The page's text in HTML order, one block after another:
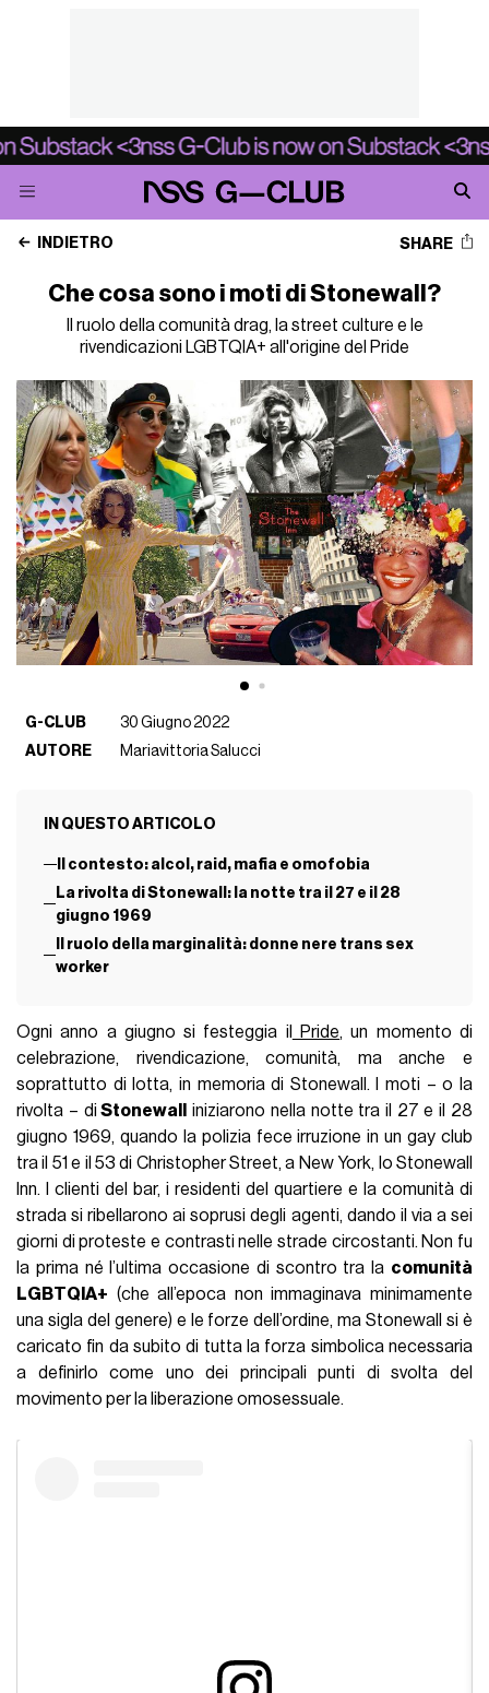
INDIETRO SHARE
Che cosa sono i moti di Stonewall?
Il ruolo della comunità drag, la street culture e le
rivendicazioni LGBTQIA+ all'origine del Pride
G-CLUB
30 Giugno 2022
AUTORE
Mariavittoria Salucci
IN QUESTO ARTICOLO
Il contesto: alcol, raid, mafia e omofobia
La rivolta di Stonewall: la notte tra il 27 e il 28
giugno 1969
Il ruolo della marginalità: donne nere trans sex
worker
Ogni anno a giugno si festeggia il Pride, un momento di
celebrazione, rivendicazione, comunità, ma anche e
soprattutto di lotta, in memoria di Stonewall. I moti – o la
rivolta – di Stonewall
iniziarono nella notte tra il 27 e il 28
giugno 1969, quando la polizia fece irruzione in un gay club
tra il 51 e il 53 di Christopher Street, a New York, lo Stonewall
Inn. I clienti del bar, i residenti del quartiere e la comunità di
strada si ribellarono ai soprusi degli agenti, dando il via a sei
giorni di proteste e contrasti nelle strade circostanti. Non fu
la prima né l’ultima occasione di scontro tra la comunità
LGBTQIA+ (che all’epoca non immaginava minimamente
una sigla del genere) e le forze dell’ordine, ma Stonewall si è
caricato fin da subito di tutta la forza simbolica necessaria
a definirlo come uno dei principali punti di svolta del
movimento per la liberazione omosessuale.